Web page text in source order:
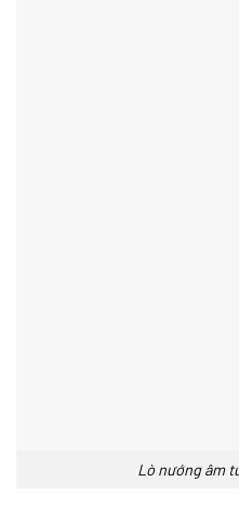
Lò nướng âm